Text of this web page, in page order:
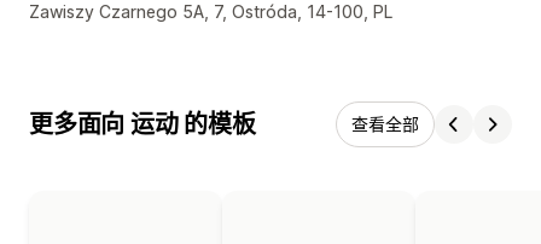
设计师联系方式
Zawiszy Czarnego 5A, 7, Ostróda, 14-100, PL
更多面向 运动 的模板 查看全部